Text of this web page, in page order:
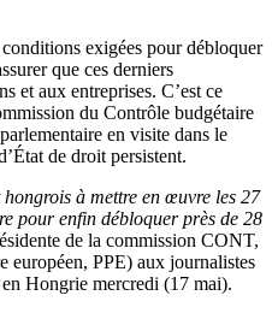
exigées pour débloquer
que ces derniers
et aux entreprises. C’est ce
du Contrôle budgétaire
en visite dans le
de droit persistent.
à mettre en œuvre les 27
pour enfin débloquer près de 28
de la commission CONT,
PPE) aux journalistes
en Hongrie mercredi (17 mai).